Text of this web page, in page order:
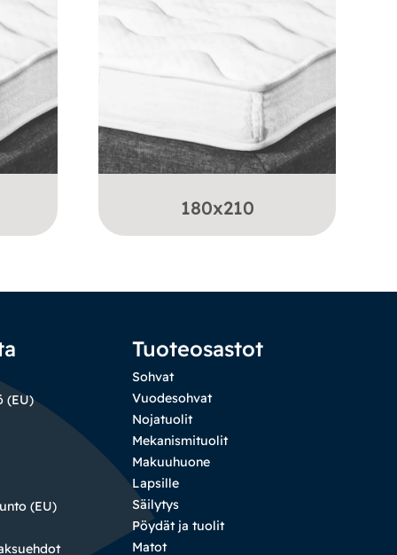
180x210
(EU)
(EU)
Tuoteosastot
Sohvat
Vuodesohvat
Nojatuolit
Mekanismituolit
Makuuhuone
Lapsille
Säilytys
Pöydät ja tuolit
Matot